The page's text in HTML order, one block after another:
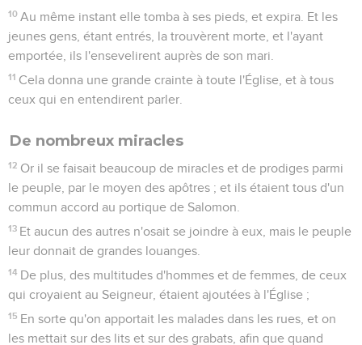
10 Au même instant elle tomba à ses pieds, et expira. Et les
jeunes gens, étant entrés, la trouvèrent morte, et l'ayant
emportée, ils l'ensevelirent auprès de son mari.
11 Cela donna une grande crainte à toute l'Église, et à tous
ceux qui en entendirent parler.
De nombreux miracles
12 Or il se faisait beaucoup de miracles et de prodiges parmi
le peuple, par le moyen des apôtres ; et ils étaient tous d'un
commun accord au portique de Salomon.
13 Et aucun des autres n'osait se joindre à eux, mais le peuple
leur donnait de grandes louanges.
14 De plus, des multitudes d'hommes et de femmes, de ceux
qui croyaient au Seigneur, étaient ajoutées à l'Église ;
15 En sorte qu'on apportait les malades dans les rues, et on
les mettait sur des lits et sur des grabats, afin que quand